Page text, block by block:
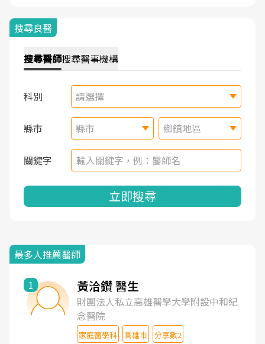
搜尋良醫
搜尋醫師搜尋醫事機構
科別 請選擇
縣市 縣市 鄉鎮地區
關鍵字
立即搜尋
最多人推薦醫師
1 黃洽鑽 醫生
財團法人私立高雄醫學大學附設中和紀
念醫院
家庭醫學科 高雄市 分享數2